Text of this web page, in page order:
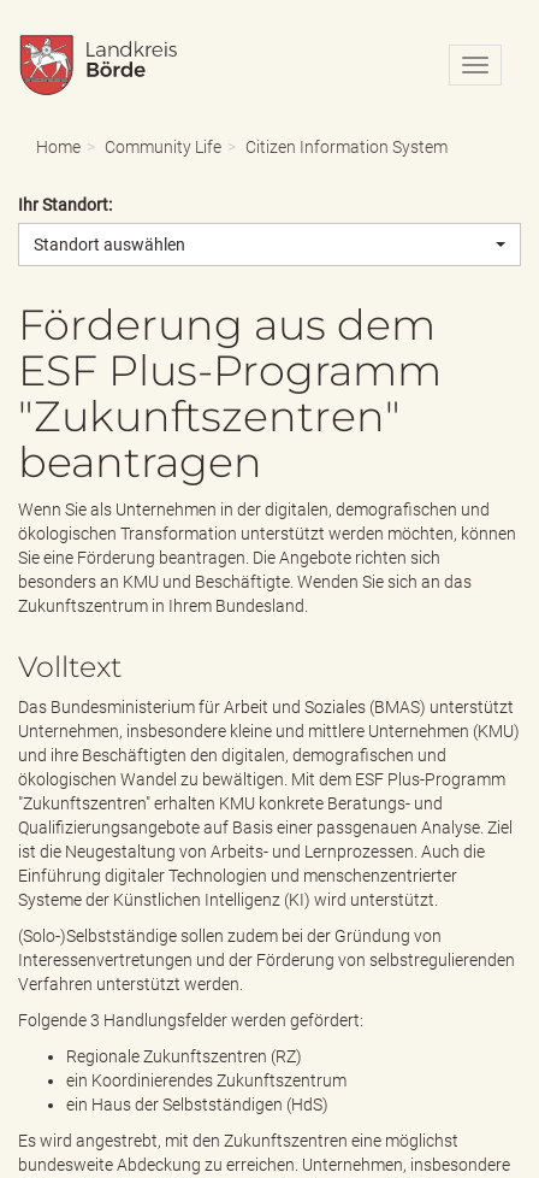
N
a
o
b
l
Home Community Life Citizen Information System
Ihr Standort:
Standort auswählen
Förderung aus dem
ESF Plus-Programm
"Zukunftszentren"
beantragen
Wenn Sie als Unternehmen in der digitalen, demografischen und
ökologischen Transformation unterstützt werden möchten, können
Sie eine Förderung beantragen. Die Angebote richten sich
besonders an KMU und Beschäftigte. Wenden Sie sich an das
Zukunftszentrum in Ihrem Bundesland.
Volltext
Das Bundesministerium für Arbeit und Soziales (BMAS) unterstützt
Unternehmen, insbesondere kleine und mittlere Unternehmen (KMU)
und ihre Beschäftigten den digitalen, demografischen und
ökologischen Wandel zu bewältigen. Mit dem ESF Plus-Programm
"Zukunftszentren" erhalten KMU konkrete Beratungs- und
Qualifizierungsangebote auf Basis einer passgenauen Analyse. Ziel
ist die Neugestaltung von Arbeits- und Lernprozessen. Auch die
Einführung digitaler Technologien und menschenzentrierter
Systeme der Künstlichen Intelligenz (KI) wird unterstützt.
(Solo-)Selbstständige sollen zudem bei der Gründung von
Interessenvertretungen und der Förderung von selbstregulierenden
Verfahren unterstützt werden.
Folgende 3 Handlungsfelder werden gefördert:
Regionale Zukunftszentren (RZ)
ein Koordinierendes Zukunftszentrum
ein Haus der Selbstständigen (HdS)
Es wird angestrebt, mit den Zukunftszentren eine möglichst
bundesweite Abdeckung zu erreichen. Unternehmen, insbesondere